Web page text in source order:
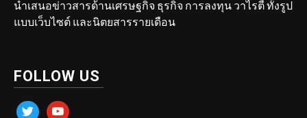
นำเสนอข่าวสารด้านเศรษฐกิจ ธุรกิจ การลงทุน วาไรตี้ ทั้งรูป
แบบเว็บไซต์ และนิตยสารรายเดือน
FOLLOW US
twitter youtube